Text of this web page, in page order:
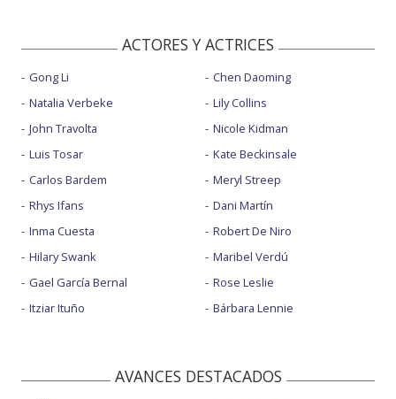
ACTORES Y ACTRICES
Gong Li
Natalia Verbeke
John Travolta
Luis Tosar
Carlos Bardem
Rhys Ifans
Inma Cuesta
Hilary Swank
Gael García Bernal
Itziar Ituño
Chen Daoming
Lily Collins
Nicole Kidman
Kate Beckinsale
Meryl Streep
Dani Martín
Robert De Niro
Maribel Verdú
Rose Leslie
Bárbara Lennie
AVANCES DESTACADOS